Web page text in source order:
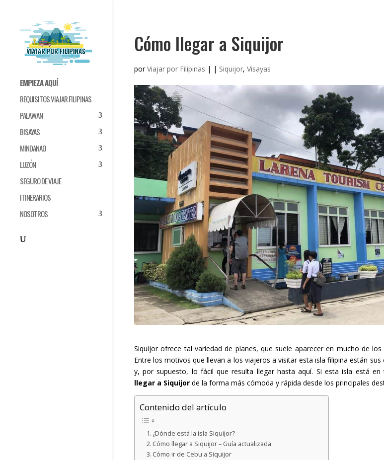
EMPIEZA AQUÍ
REQUISITOS VIAJAR FILIPINAS
PALAWAN
BISAYAS
MINDANAO
LUZÓN
SEGURO DE VIAJE
ITINERARIOS
NOSOTROS
Cómo llegar a Siquijor
porViajar por Filipinas | | Siquijor, Visayas
Siquijor ofrece tal variedad de planes, que suele aparecer en mucho de
Entre los motivos que llevan a los viajeros a visitar esta isla filipina están sus
y, por supuesto, lo fácil que resulta llegar hasta aquí. Si esta isla está en
llegar a Siquijorde la forma más cómoda y rápida desde los principales
Contenido del artículo
¿Dónde está la isla Siquijor?
Cómo llegar a Siquijor – Guía actualizada
Cómo ir de Cebu a Siquijor